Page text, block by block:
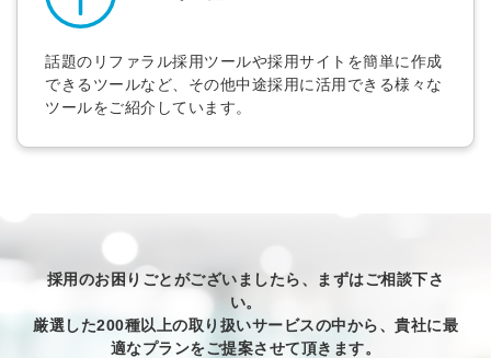
話題のリファラル採用ツールや採用サイトを簡単に作成
できるツールなど、その他中途採用に活用できる様々な
ツールをご紹介しています。
採用のお困りごとがございましたら、まずはご相談下さ
い。
厳選した200種以上の取り扱いサービスの中から、貴社に最
適なプランをご提案させて頂きます。